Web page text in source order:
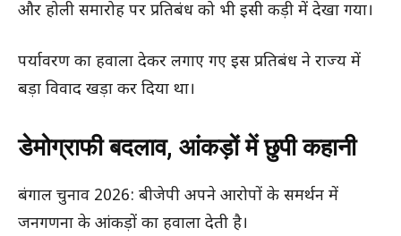
और होली समारोह पर प्रतिबंध को भी इसी कड़ी में देखा गया।
पर्यावरण का हवाला देकर लगाए गए इस प्रतिबंध ने राज्य में
बड़ा विवाद खड़ा कर दिया था।
डेमोग्राफी बदलाव, आंकड़ों में छुपी कहानी
बंगाल चुनाव 2026: बीजेपी अपने आरोपों के समर्थन में
जनगणना के आंकड़ों का हवाला देती है।